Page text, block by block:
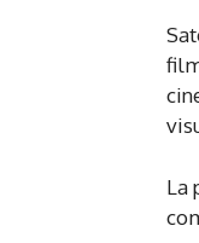
La